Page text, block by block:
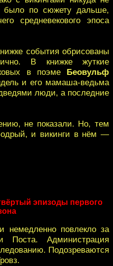
было по сюжету дальше,
средневекового эпоса
события обрисованы
В книжке жуткие
в поэме Беовульф
и его мамаша-ведьма
люди, а последние
не показали. Но, тем
и викинги в нём —
эпизоды первого
немедленно повлекло за
Поста. Администрация
Подозреваются